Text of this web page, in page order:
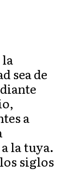
sea de
a
la tuya.
siglos